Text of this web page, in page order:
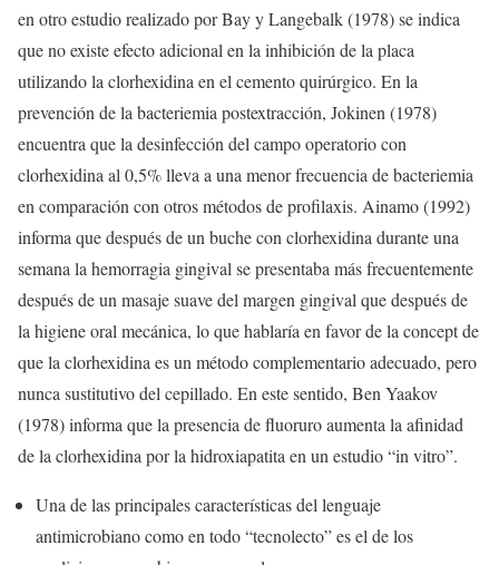
en otro estudio realizado por Bay y Langebalk (1978) se indica
que no existe efecto adicional en la inhibición de la placa
utilizando la clorhexidina en el cemento quirúrgico. En la
prevención de la bacteriemia postextracción, Jokinen (1978)
encuentra que la desinfección del campo operatorio con
clorhexidina al 0,5% lleva a una menor frecuencia de bacteriemia
en comparación con otros métodos de profilaxis. Ainamo (1992)
informa que después de un buche con clorhexidina durante una
semana la hemorragia gingival se presentaba más frecuentemente
después de un masaje suave del margen gingival que después de
la higiene oral mecánica, lo que hablaría en favor de la concept de
que la clorhexidina es un método complementario adecuado, pero
nunca sustitutivo del cepillado. En este sentido, Ben Yaakov
(1978) informa que la presencia de fluoruro aumenta la afinidad
de la clorhexidina por la hidroxiapatita en un estudio “in vitro”.
Una de las principales características del lenguaje
antimicrobiano como en todo “tecnolecto” es el de los